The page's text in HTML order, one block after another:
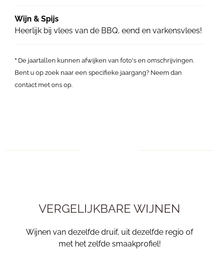
Wijn & Spijs
Heerlijk bij vlees van de BBQ, eend en varkensvlees!
* De jaartallen kunnen afwijken van foto's en omschrijvingen.
Bent u op zoek naar een specifieke jaargang? Neem dan
contact met ons op.
VERGELIJKBARE WIJNEN
Wijnen van dezelfde druif, uit dezelfde regio of
met het zelfde smaakprofiel!